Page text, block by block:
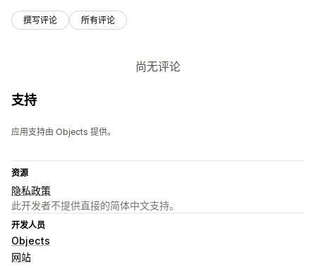
撰写评论 所有评论
尚无评论
支持
应用支持由 Objects 提供。
资源
隐私政策
此开发者不提供直接的简体中文支持。
开发人员
Objects
网站